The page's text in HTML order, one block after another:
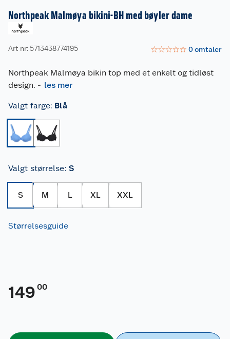
Northpeak Malmøya bikini-BH med bøyler dame
Art nr: 5713438774195 ☆☆☆☆☆ 0omtaler
Northpeak Malmøya bikin top med et enkelt og tidløst
design. - les mer
Valgt farge: Blå
Valgt størrelse: S
S M L XL XXL
Størrelsesguide
149 00